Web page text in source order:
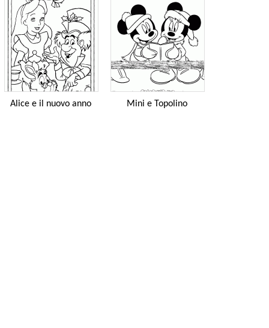
Alice e il nuovo anno Mini e Topolino